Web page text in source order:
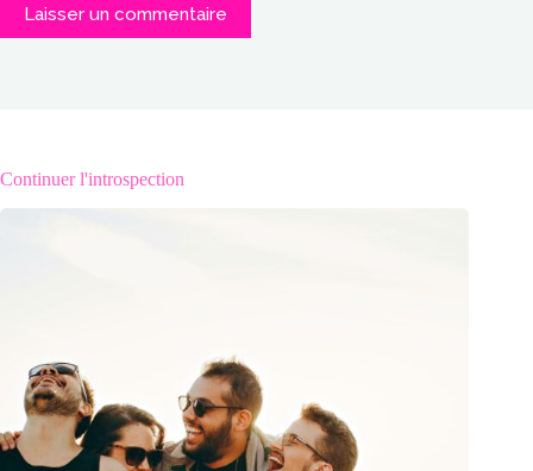
Laisser un commentaire
Continuer l'introspection